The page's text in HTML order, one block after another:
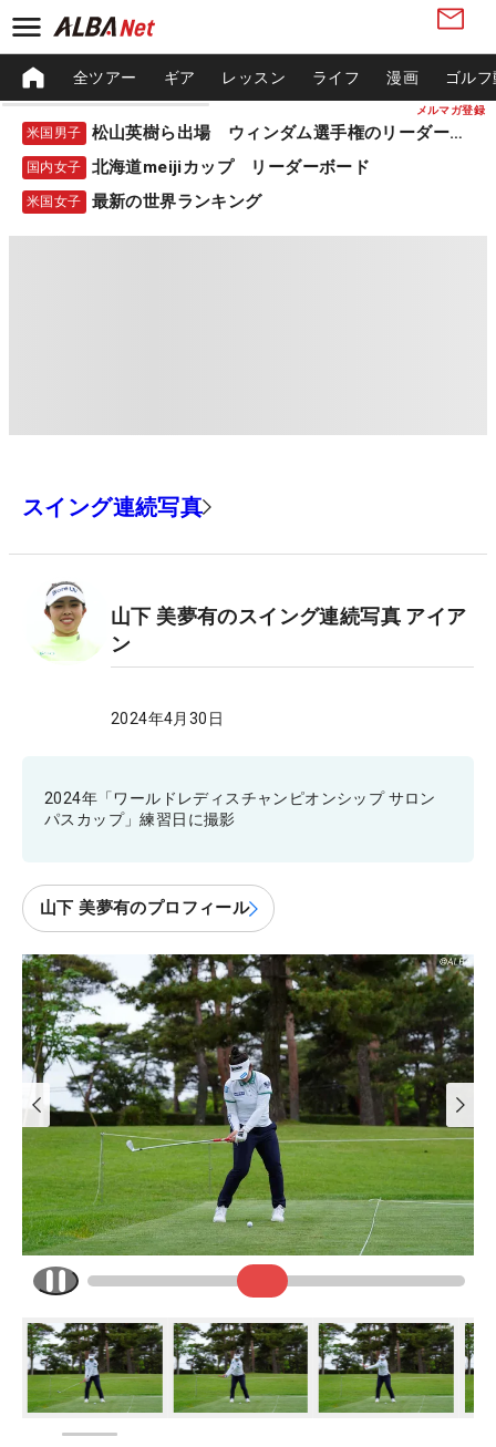
メルマガ登録
全ツアー ギア レッスン ライフ 漫画 ゴル
米国男子 松山英樹ら出場 ウィンダム選手権のリーダーボード
国内女子 北海道meijiカップ リーダーボード
米国女子 最新の世界ランキング
スイング連続写真
山下 美夢有のスイング連続写真 アイア
ン
2024年4月30日
2024年「ワールドレディスチャンピオンシップ サロン
パスカップ」練習日に撮影
山下 美夢有のプロフィール